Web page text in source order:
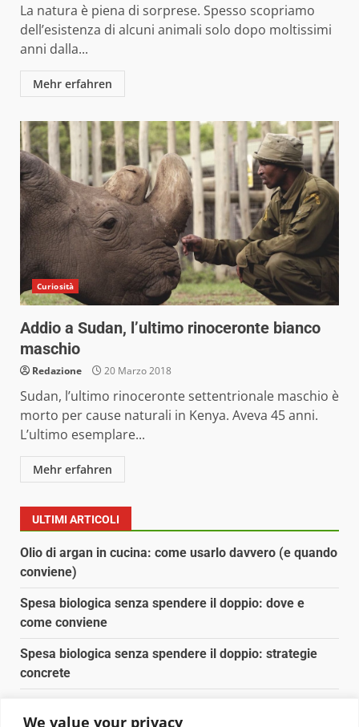
We value your privacy
La natura è piena di sorprese. Spesso scopriamo
dell’esistenza di alcuni animali solo dopo moltissimi
anni dalla...
Mehr erfahren
Curiosità
Addio a Sudan, l’ultimo rinoceronte bianco
maschio
Redazione 20 Marzo 2018
Sudan, l’ultimo rinoceronte settentrionale maschio è
morto per cause naturali in Kenya. Aveva 45 anni.
L’ultimo esemplare...
Mehr erfahren
ULTIMI ARTICOLI
Olio di argan in cucina: come usarlo davvero (e quando
conviene)
Spesa biologica senza spendere il doppio: dove e
come conviene
Spesa biologica senza spendere il doppio: strategie
concrete